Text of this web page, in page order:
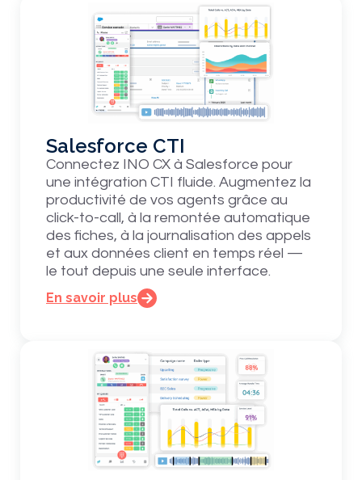
Salesforce CTI
Connectez INO CX à Salesforce pour
une intégration CTI fluide. Augmentez la
productivité de vos agents grâce au
click-to-call, à la remontée automatique
des fiches, à la journalisation des appels
et aux données client en temps réel —
le tout depuis une seule interface.
En savoir plus